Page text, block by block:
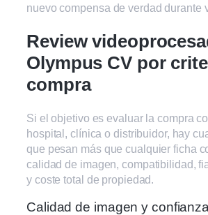
nuevo compensa de verdad durante
Review
Olympus CV por
compra
Si el objetivo es evaluar la compra
hospital, clínica o distribuidor, hay
que pesan más que cualquier ficha
calidad de imagen, compatibilidad,
y coste total de propiedad.
Calidad de imagen y